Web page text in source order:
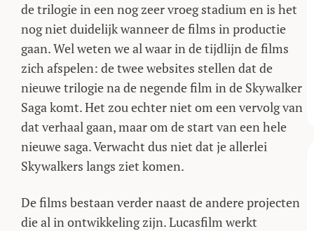
de trilogie in een nog zeer vroeg stadium en is het
nog niet duidelijk wanneer de films in productie
gaan. Wel weten we al waar in de tijdlijn de films
zich afspelen: de twee websites stellen dat de
nieuwe trilogie na de negende film in de Skywalker
Saga komt. Het zou echter niet om een vervolg van
dat verhaal gaan, maar om de start van een hele
nieuwe saga. Verwacht dus niet dat je allerlei
Skywalkers langs ziet komen.
De films bestaan verder naast de andere projecten
die al in ontwikkeling zijn. Lucasfilm werkt